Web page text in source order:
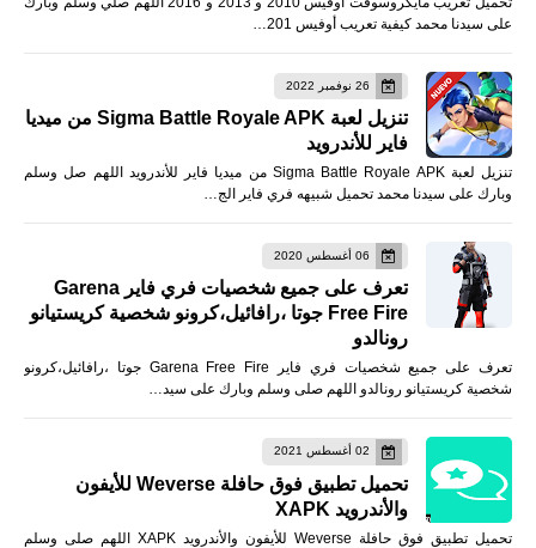
على سيدنا محمد كيفية تعريب أوفيس 201…
26 نوفمبر 2022
تنزيل لعبة Sigma Battle Royale APK من ميديا
فاير للأندرويد
تنزيل لعبة Sigma Battle Royale APK من ميديا فاير للأندرويد اللهم صل وسلم
وبارك على سيدنا محمد تحميل شبيهه فري فاير الج…
06 أغسطس 2020
تعرف على جميع شخصيات فري فاير Garena
Free Fire جوتا ،رافائيل،كرونو شخصية كريستيانو
رونالدو
تعرف على جميع شخصيات فري فاير Garena Free Fire جوتا ،رافائيل،كرونو
شخصية كريستيانو رونالدو اللهم صلى وسلم وبارك على سيد…
02 أغسطس 2021
تحميل تطبيق فوق حافلة Weverse للأيفون
والأندرويد XAPK
تحميل تطبيق فوق حافلة Weverse للأيفون والأندرويد XAPK اللهم صلى وسلم